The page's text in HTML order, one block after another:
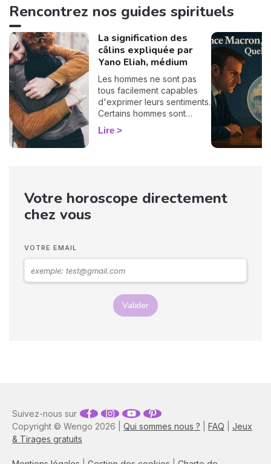
intérieur. 🛡️🌒
Rencontrez nos guides spirituels
La signification des
câlins expliquée par
Yano Eliah, médium
Les hommes ne sont pas
tous facilement capables
d'exprimer leurs sentiments.
Certains hommes sont
habitués à contrôler leurs
sentiments, par conséquent
langage corporel, vous
pouvez déchiffrer ses
Lire
Votre horoscope directement
chez vous
VOTRE EMAIL
Valider
Copyright © Wengo 2026 | Qui sommes nous ? FAQ
Jeux
& Tirages gratuits
Suivez-nous sur